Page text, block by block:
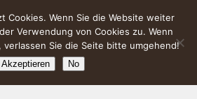
Cookies. Wenn Sie die Website weiter
Verwendung von Cookies zu. Wenn
Sie die Seite bitte umgehend!
Akzeptieren No